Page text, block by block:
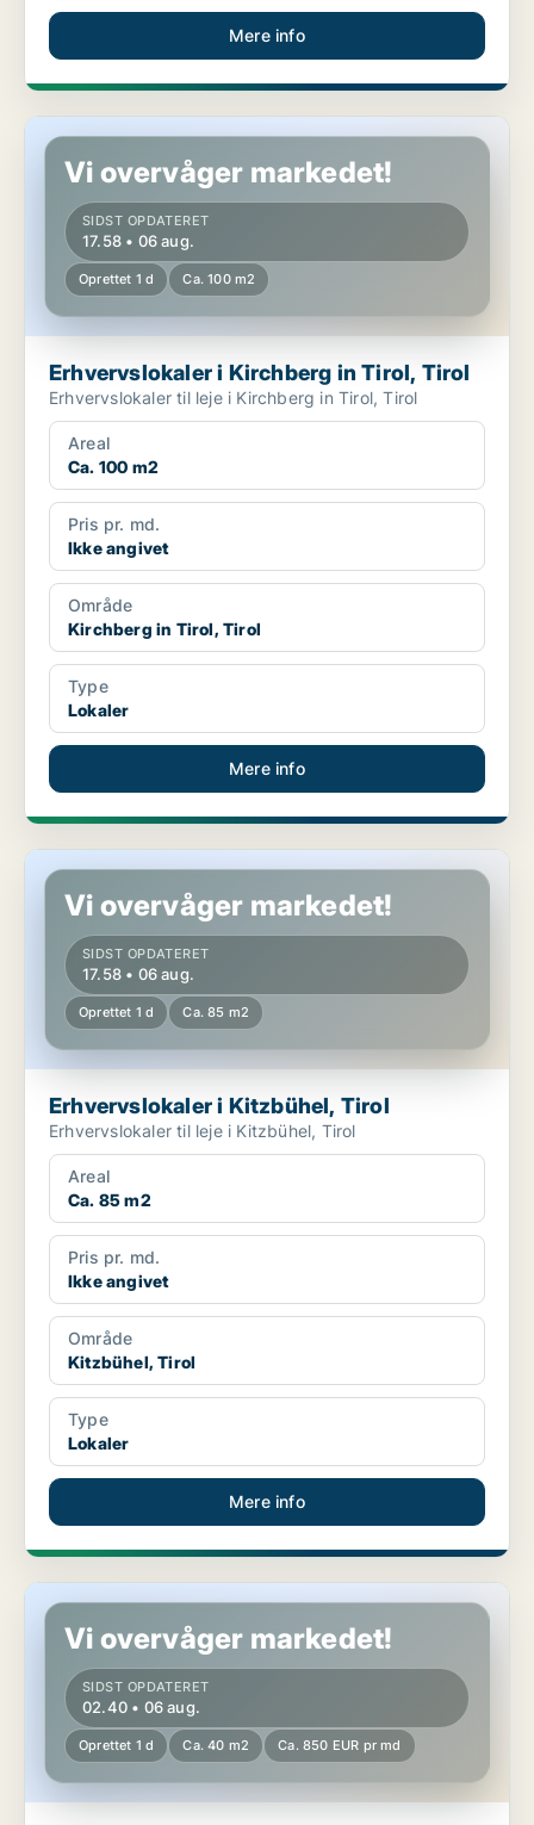
Mere info
Erhvervslokaler i Kirchberg in Tirol, Tirol
Vi overvåger markedet!
SIDST OPDATERET
17.58 • 06 aug.
Oprettet 1 d Ca. 100 m2
Erhvervslokaler i Kirchberg in Tirol, Tirol
Erhvervslokaler til leje i Kirchberg in Tirol, Tirol
Areal
Ca. 100 m2
Pris pr. md.
Ikke angivet
Område
Kirchberg in Tirol, Tirol
Type
Lokaler
Mere info
Erhvervslokaler i Kitzbühel, Tirol
Vi overvåger markedet!
SIDST OPDATERET
17.58 • 06 aug.
Oprettet 1 d Ca. 85 m2
Erhvervslokaler i Kitzbühel, Tirol
Erhvervslokaler til leje i Kitzbühel, Tirol
Areal
Ca. 85 m2
Pris pr. md.
Ikke angivet
Område
Kitzbühel, Tirol
Type
Lokaler
Mere info
Erhvervslokaler i Lienz, Tirol
Vi overvåger markedet!
SIDST OPDATERET
02.40 • 06 aug.
Oprettet 1 d Ca. 40 m2 Ca. 850 EUR pr md